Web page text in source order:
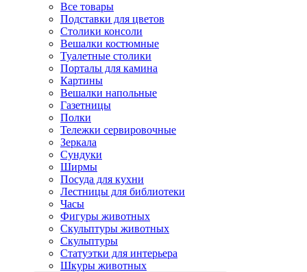
Все товары
Подставки для цветов
Столики консоли
Вешалки костюмные
Туалетные столики
Порталы для камина
Картины
Вешалки напольные
Газетницы
Полки
Тележки сервировочные
Зеркала
Сундуки
Ширмы
Посуда для кухни
Лестницы для библиотеки
Часы
Фигуры животных
Скульптуры животных
Скульптуры
Статуэтки для интерьера
Шкуры животных